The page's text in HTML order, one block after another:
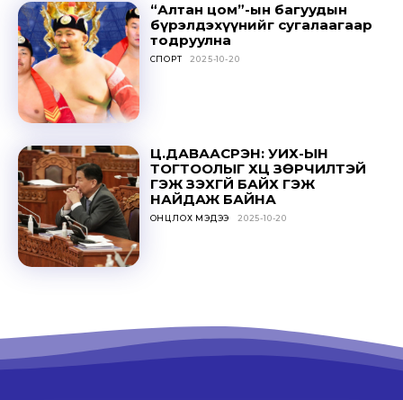
“Алтан цом”-ын багуудын
бүрэлдэхүүнийг сугалаагаар
тодруулна
СПОРТ 2025-10-20
Ц.ДАВААСҮРЭН: УИХ-ЫН
ТОГТООЛЫГ ҮХЦ ЗӨРЧИЛТЭЙ
ГЭЖ ҮЗЭХГҮЙ БАЙХ ГЭЖ
НАЙДАЖ БАЙНА
ОНЦЛОХ МЭДЭЭ 2025-10-20